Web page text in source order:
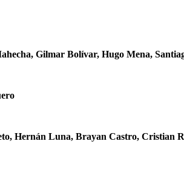
Gilmar Bolívar, Hugo Mena,
Hernán Luna, Brayan Castro, Cristian